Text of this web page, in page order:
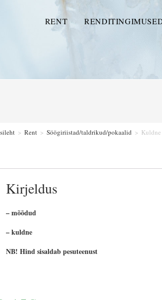
RENT
> Rent > Söögiriistad/taldrikud/pokaalid >
Kirjeldus
– mõõdud
– kuldne
NB! Hind sisaldab pesuteenust